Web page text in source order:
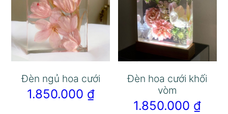
Đèn ngủ hoa cưới
1.850.000 ₫
Đèn hoa cưới khối
vòm
1.850.000 ₫